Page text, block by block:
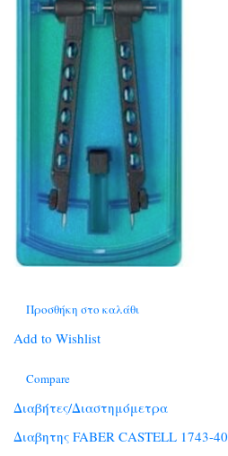
Προσθήκη στο καλάθι
Add to Wishlist
Compare
Διαβήτες/Διαστημόμετρα
Διαβητης FABER CASTELL 1743-40